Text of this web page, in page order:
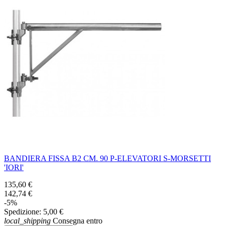
BANDIERA FISSA B2 CM. 90 P-ELEVATORI S-MORSETTI
'IORI'
135,60 €
142,74 €
-5%
Spedizione: 5,00 €
local_shipping Consegna entro